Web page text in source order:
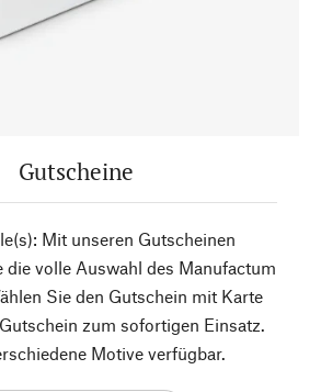
Gutscheine
Mit unseren Gutscheinen
die volle Auswahl des Manufactum
Sie den Gutschein mit Karte
zum sofortigen Einsatz.
Motive verfügbar.